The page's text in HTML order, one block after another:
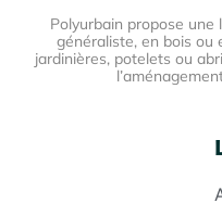
Polyurbain propose une
généraliste, en bois ou
jardinières, potelets ou